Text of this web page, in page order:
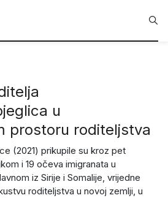
u
prostoru roditeljstva
(2021) prikupile su kroz pet
i 19 očeva imigranata u
iz Sirije i Somalije, vrijedne
roditeljstva u novoj zemlji, u